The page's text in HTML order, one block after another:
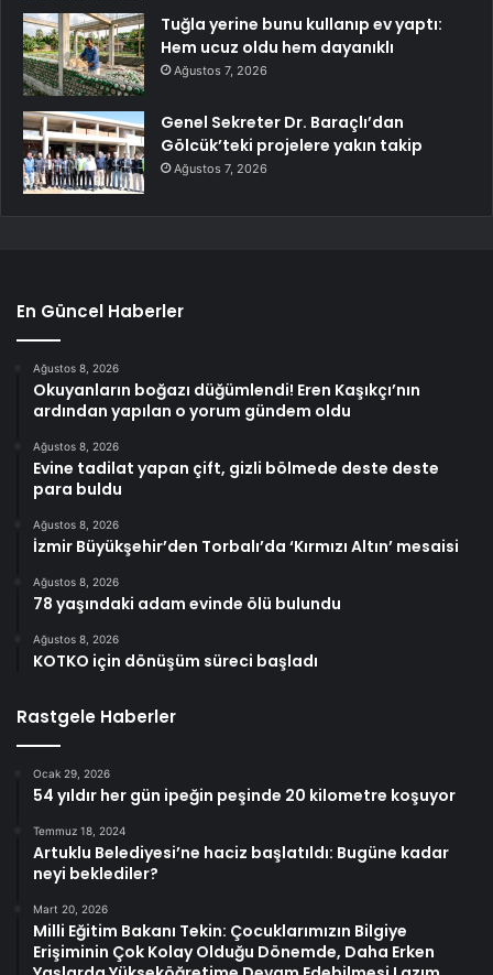
Tuğla yerine bunu kullanıp ev yaptı:
Hem ucuz oldu hem dayanıklı
Ağustos 7, 2026
Genel Sekreter Dr. Baraçlı’dan
Gölcük’teki projelere yakın takip
Ağustos 7, 2026
En Güncel Haberler
Ağustos 8, 2026
Okuyanların boğazı düğümlendi! Eren Kaşıkçı’nın
ardından yapılan o yorum gündem oldu
Ağustos 8, 2026
Evine tadilat yapan çift, gizli bölmede deste deste
para buldu
Ağustos 8, 2026
İzmir Büyükşehir’den Torbalı’da ‘Kırmızı Altın’ mesaisi
Ağustos 8, 2026
78 yaşındaki adam evinde ölü bulundu
Ağustos 8, 2026
KOTKO için dönüşüm süreci başladı
Rastgele Haberler
Ocak 29, 2026
54 yıldır her gün ipeğin peşinde 20 kilometre koşuyor
Temmuz 18, 2024
Artuklu Belediyesi’ne haciz başlatıldı: Bugüne kadar
neyi beklediler?
Mart 20, 2026
Milli Eğitim Bakanı Tekin: Çocuklarımızın Bilgiye
Erişiminin Çok Kolay Olduğu Dönemde, Daha Erken